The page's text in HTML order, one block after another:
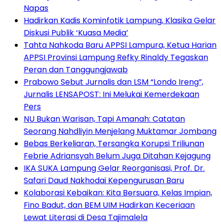
Napas
Hadirkan Kadis Kominfotik Lampung, Klasika Gelar
Diskusi Publik ‘Kuasa Media’
Tahta Nahkoda Baru APPSI Lampura, Ketua Harian
APPSI Provinsi Lampung Refky Rinaldy Tegaskan
Peran dan Tanggungjawab
Prabowo Sebut Jurnalis dan LSM “Londo Ireng”,
Jurnalis LENSAPOST: Ini Melukai Kemerdekaan
Pers
NU Bukan Warisan, Tapi Amanah: Catatan
Seorang Nahdliyin Menjelang Muktamar Jombang
Bebas Berkeliaran, Tersangka Korupsi Triliunan
Febrie Adriansyah Belum Juga Ditahan Kejagung
IKA SUKA Lampung Gelar Reorganisasi, Prof. Dr.
Safari Daud Nakhodai Kepengurusan Baru
Kolaborasi Kebaikan: Kita Bersuara, Kelas Impian,
Fino Badut, dan BEM UIM Hadirkan Keceriaan
Lewat Literasi di Desa Tajimalela